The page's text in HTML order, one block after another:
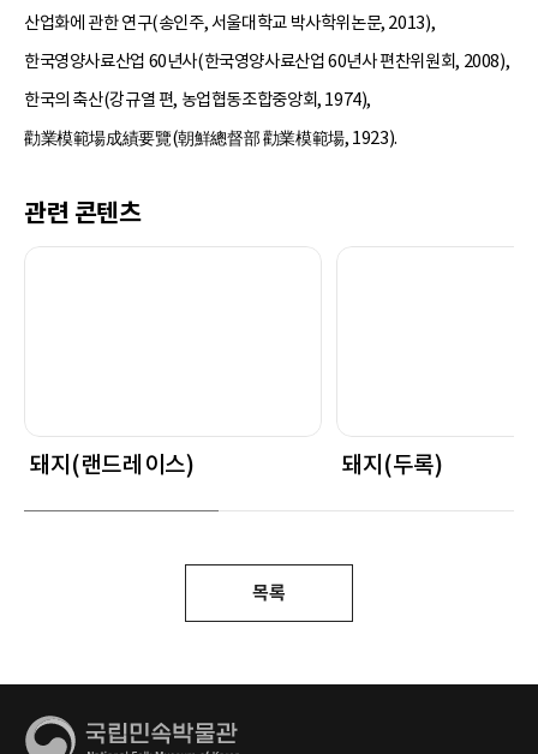
산업화에 관한 연구(송인주, 서울대학교 박사학위논문, 2013),
한국영양사료산업 60년사(한국영양사료산업 60년사 편찬위원회, 2008),
한국의 축산(강규열 편, 농업협동조합중앙회, 1974),
勸業模範場成績要覽(朝鮮總督部 勸業模範場, 1923).
관련 콘텐츠
돼지(랜드레이스) 돼지(두록)
목록